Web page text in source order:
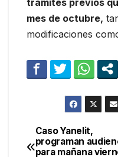
mes de octubre,
modificaciones
Caso Yanelit,
programan
para mañana